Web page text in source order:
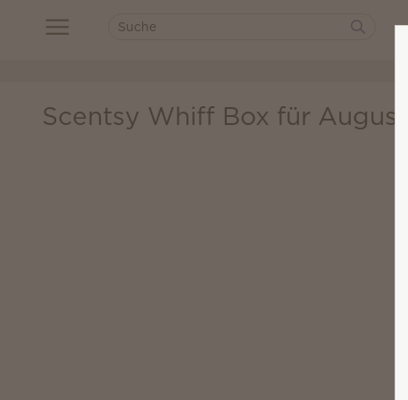
Scentsy Whiff Box für August